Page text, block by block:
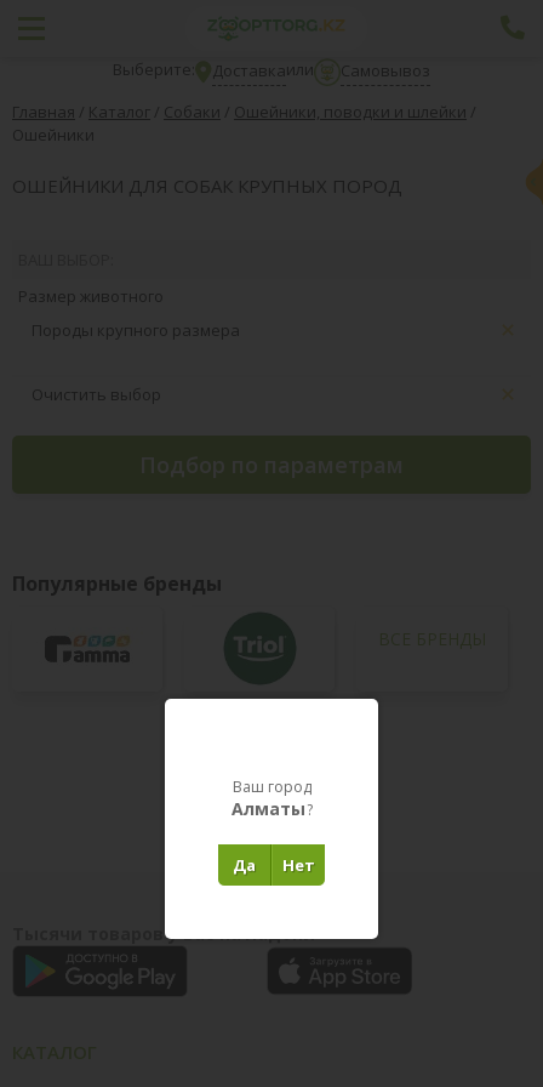
Выберите: Доставкаили
Самовывоз
Главная / Каталог / Собаки / Ошейники, поводки и шлейки /
Ошейники
ОШЕЙНИКИ ДЛЯ СОБАК КРУПНЫХ ПОРОД
Размер животного
Породы крупного размера
Очистить выбор
Подбор по параметрам
Популярные бренды
ВСЕ БРЕНДЫ
Тысячи товаров у вас на ладони
Ваш город
Алматы?
Нет
Да